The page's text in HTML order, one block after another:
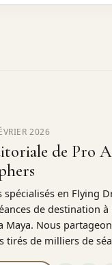
2026
de Pro
en Flying
de destination à
Maya. Nous
tirés de milliers de